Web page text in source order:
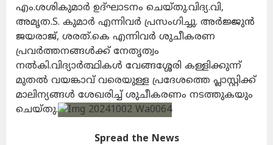
എം.ശശികുമാർ ഉദ്ഘാടനം ചെയ്തു.വിദ്യ.വി,
അമൃത.S. കുമാർ എന്നിവർ പ്രസംഗിച്ചു. അർജ്ജുൻ
ജയരാജ്, ശരത്.കെ എന്നിവർ ശുചീകരണ
പ്രവർത്തനങ്ങൾക്ക് നേതൃത്വം
നൽകി.വിദ്യാർത്ഥികൾ വേങ്ങശ്ശേരി കള്ളിക്കുന്ന്
മുതൽ വയങ്കാവ് വരെയുള്ള പ്രദേശത്തെ പ്ലാസ്റ്റിക്ക്
മാലിന്യങ്ങൾ ശേഖരിച്ച് ശുചീകരണം നടത്തുകയും
ചെയ്തു.
Spread the News